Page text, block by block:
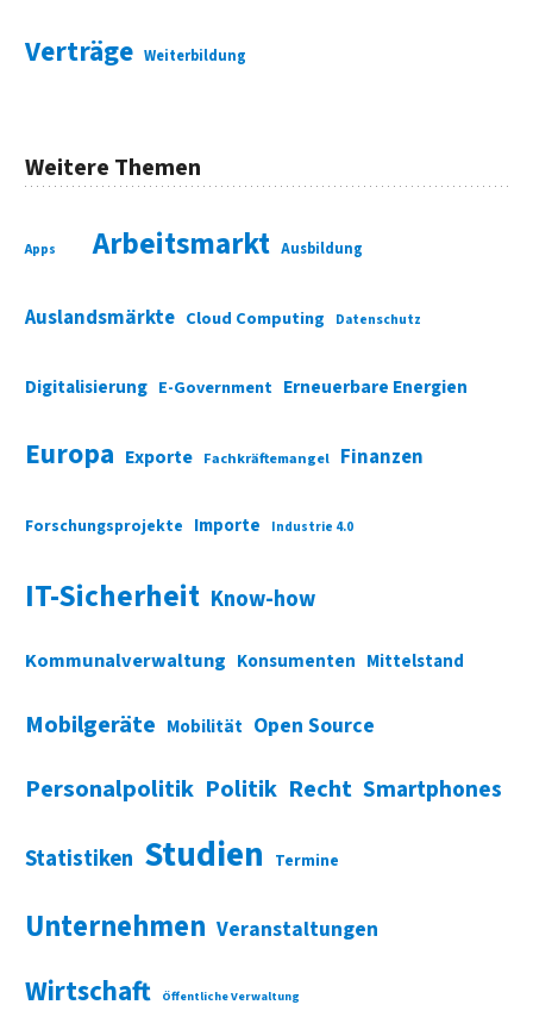
Verträge Weiterbildung
Weitere Themen
Apps Arbeitsmarkt Ausbildung
Auslandsmärkte Cloud Computing Datenschutz
Digitalisierung E-Government Erneuerbare Energien
Europa Exporte Fachkräftemangel Finanzen
Forschungsprojekte Importe Industrie 4.0
IT-Sicherheit Know-how
Kommunalverwaltung Konsumenten Mittelstand
Mobilgeräte Mobilität Open Source
Personalpolitik Politik Recht Smartphones
Statistiken Studien Termine
Unternehmen Veranstaltungen
Wirtschaft Öffentliche Verwaltung